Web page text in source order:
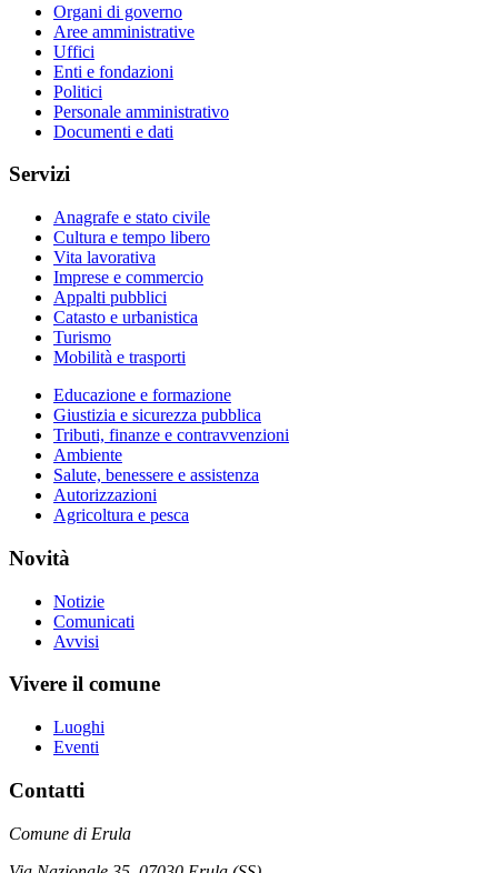
Organi di governo
Aree amministrative
Uffici
Enti e fondazioni
Politici
Personale amministrativo
Documenti e dati
Servizi
Anagrafe e stato civile
Cultura e tempo libero
Vita lavorativa
Imprese e commercio
Appalti pubblici
Catasto e urbanistica
Turismo
Mobilità e trasporti
Educazione e formazione
Giustizia e sicurezza pubblica
Tributi, finanze e contravvenzioni
Ambiente
Salute, benessere e assistenza
Autorizzazioni
Agricoltura e pesca
Novità
Notizie
Comunicati
Avvisi
Vivere il comune
Luoghi
Eventi
Contatti
Comune di Erula